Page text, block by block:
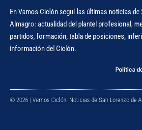
En Vamos Ciclón seguí las últimas noticias de
Almagro: actualidad del plantel profesional,
partidos, formación, tabla de posiciones,
información del Ciclón.
Política
© 2026 | Vamos Ciclón. Noticias de San Lorenzo de